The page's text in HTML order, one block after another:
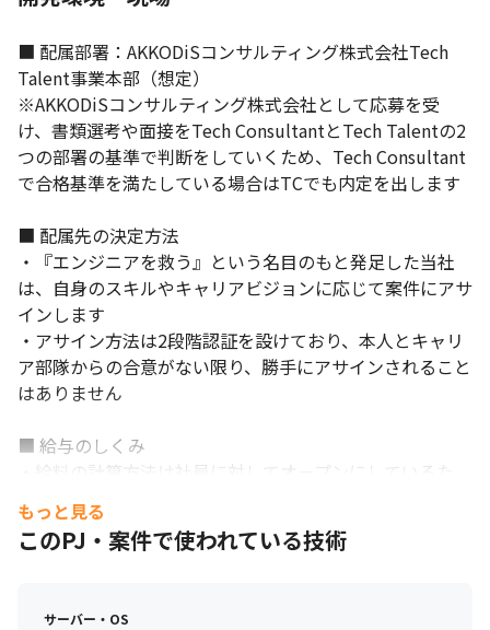
■ 配属部署：AKKODiSコンサルティング株式会社Tech
Talent事業本部（想定）
※AKKODiSコンサルティング株式会社として応募を受
け、書類選考や面接をTech ConsultantとTech Talentの2
つの部署の基準で判断をしていくため、Tech Consultant
で合格基準を満たしている場合はTCでも内定を出します
■ 配属先の決定方法
・『エンジニアを救う』という名目のもと発足した当社
は、自身のスキルやキャリアビジョンに応じて案件にアサ
インします
・アサイン方法は2段階認証を設けており、本人とキャリ
ア部隊からの合意がない限り、勝手にアサインされること
はありません
■ 給与のしくみ
・給料の計算方法は社員に対してオープンにしているた
め、金額に対する納得感を持てます
・転職者の8割が年収アップを実現しています
・営業コストや事業運営費などを最小限にカット、市場価
もっと見る
このPJ・案件で使われている技術
サーバー・OS